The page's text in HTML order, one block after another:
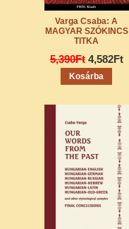
Varga Csaba: A
MAGYAR SZÓKINCS
TITKA
5,390Ft 4,582Ft